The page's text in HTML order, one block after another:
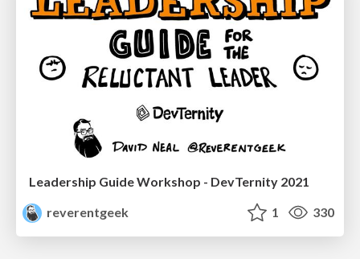
Leadership Guide Workshop - DevTernity 2021
reverentgeek
1 330